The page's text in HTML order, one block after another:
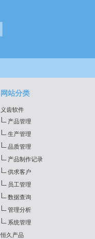
网站分类
义齿软件
产品管理
生产管理
品质管理
产品制作记录
供求客户
员工管理
数据查询
管理分析
系统管理
恒久产品